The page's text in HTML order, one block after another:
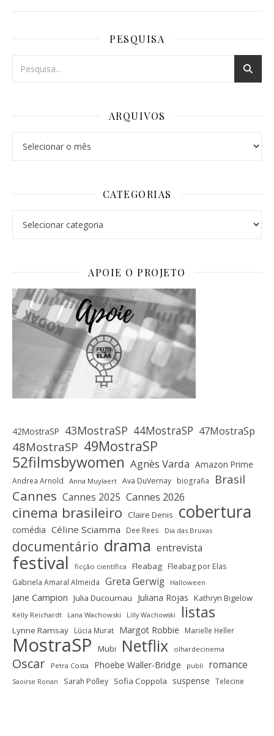
PESQUISA
ARQUIVOS
CATEGORIAS
APOIE O PROJETO
42MostraSP 43MostraSP 44MostraSP 47MostraSp
48MostraSP 49MostraSP
52filmsbywomen Agnès Varda Amazon Prime
Andrea Arnold Anna Muylaert Ava DuVernay biografia Brasil
Cannes Cannes 2025 Cannes 2026
cinema brasileiro Claire Denis cobertura
comédia Céline Sciamma Dee Rees Dia das Bruxas
documentário drama entrevista
festival ficção científica Fleabag Fleabag por Elas
Gabriela Amaral Almeida Greta Gerwig Halloween
Jane Campion Julia Ducournau Juliana Rojas Kathryn Bigelow
Kelly Reichardt Lana Wachowski Lilly Wachowski listas
Lynne Ramsay Lúcia Murat Margot Robbie Marielle Heller
MostraSP Mubi Netflix olhardecinema
Oscar Petra Costa Phoebe Waller-Bridge publi romance
Saoirse Ronan Sarah Polley Sofia Coppola suspense Telecine